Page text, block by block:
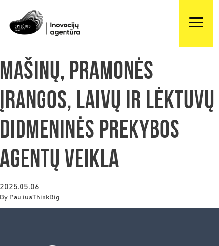
Mašinų, pramonės
įrangos, laivų ir lėktuvų
didmeninės prekybos
agentų veikla
2025.05.06
By PauliusThinkBig